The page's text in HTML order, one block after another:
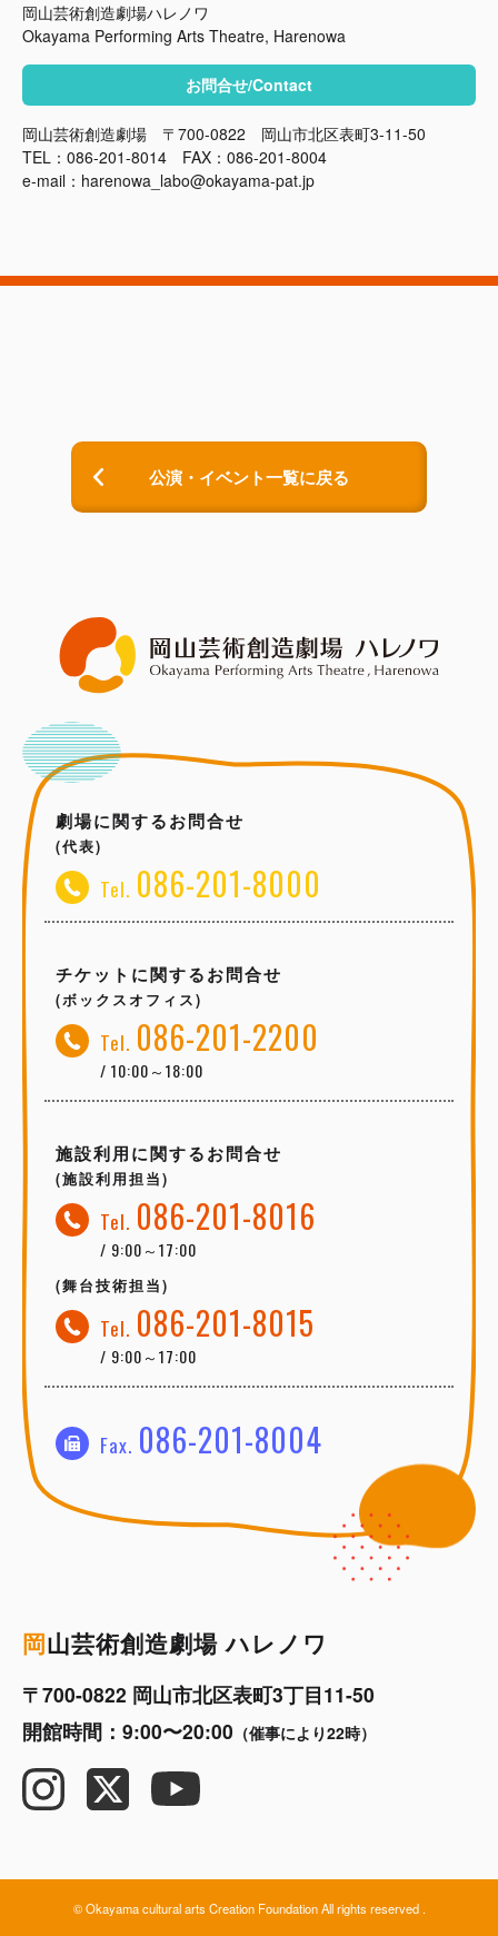
岡山芸術創造劇場ハレノワ
Okayama Performing Arts Theatre, Harenowa
お問合せ/Contact
岡山芸術創造劇場 〒700-0822 岡山市北区表町3-11-50
TEL：086-201-8014 FAX：086-201-8004
e-mail：harenowa_labo@okayama-pat.jp
公演・イベント一覧に戻る
劇場に関するお問合せ
(代表)
Tel. 086-201-8000
チケットに関するお問合せ
(ボックスオフィス)
Tel. 086-201-2200
/ 10:00～18:00
施設利用に関するお問合せ
(施設利用担当)
Tel. 086-201-8016
/ 9:00～17:00
(舞台技術担当)
Tel. 086-201-8015
/ 9:00～17:00
Fax. 086-201-8004
岡山芸術創造劇場 ハレノワ
〒700-0822 岡山市北区表町3丁目11-50
開館時間：9:00〜20:00 （催事により22時）
© Okayama cultural arts Creation Foundation All rights reserved .